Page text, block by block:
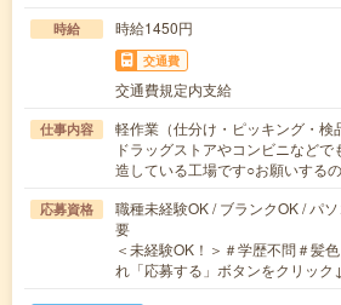
時給 時給1450円
交通費
交通費規定内支給
仕事内容
軽作業（仕分け・ピッキング・検
ドラッグストアやコンビニなど
造している工場です○お願いする
応募資格
職種未経験OK / ブランクOK / パ
要
＜未経験OK！＞＃学歴不問＃髪
れ「応募する」ボタンをクリッ